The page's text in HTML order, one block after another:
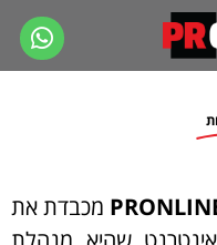
מכבדת את